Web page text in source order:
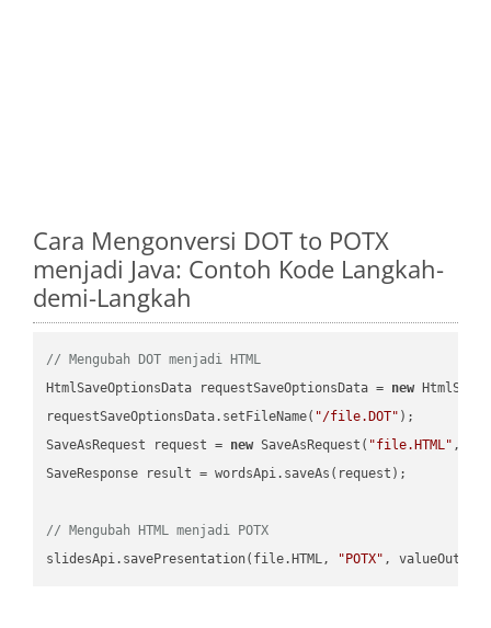
Cara Mengonversi DOT to POTX
menjadi Java: Contoh Kode Langkah-
demi-Langkah
// Mengubah DOT menjadi HTML
HtmlSaveOptionsData requestSaveOptionsData = new
requestSaveOptionsData.setFileName( "/file.DOT" );
SaveAsRequest request = new SaveAsRequest( "file.HTML"
SaveResponse result = wordsApi.saveAs(request);
// Mengubah HTML menjadi POTX
slidesApi.savePresentation(file.HTML,
"POTX"